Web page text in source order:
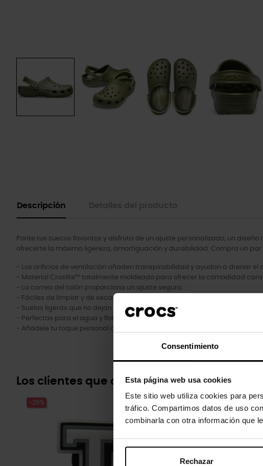
Consentimiento
Esta página web usa cookies
Este sitio web utiliza cookies para
tráfico. Compartimos datos de uso
combinarla con otra información que
Rechazar
Descripción
Ponte tus zuecos favoritos y disfruta de un ajuste personalizado, un
ofrecerte la máxima ligereza, amortiguación y durabilidad. Compra un
- Los orificios de ventilación añaden transpirabilidad y ayudan a drenar el
- Material Croslite™ totalmente moldeado para ofrecer la comodidad
- La correa del talón proporciona un ajuste seguro.
- Fáciles de limpiar y de secar.
- Suelas ligeras que no dejan marcas.
- Perfectas para el agua y flotantes, sólo pesan unos gramos.
- Añádele tu toque personal con nuestros Jibbitz™.
Los clientes que compraron este producto
-20%